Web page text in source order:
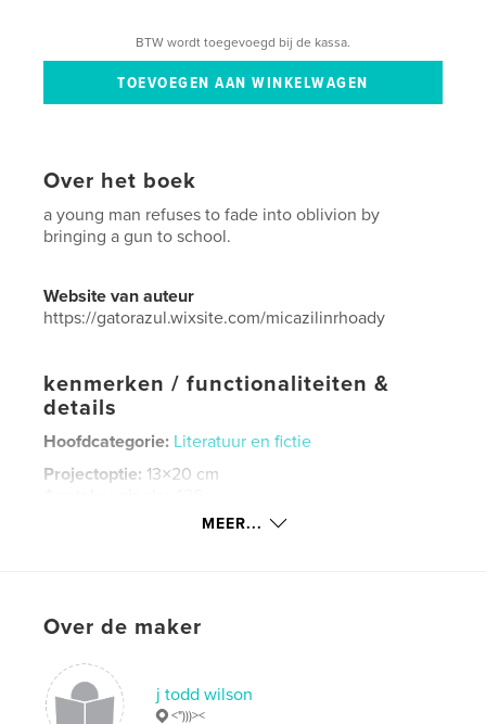
BTW wordt toegevoegd bij de kassa.
Over het boek
a young man refuses to fade into oblivion by
bringing a gun to school.
Website van auteur
https://gatorazul.wixsite.com/micazilinrhoady
kenmerken / functionaliteiten &
details
Hoofdcategorie: Literatuur en fictie
Projectoptie: 13×20 cm
nov 28, 2019
parkland , shooting
violence. planets
MEER...
Over de maker
j todd wilson
<")))><